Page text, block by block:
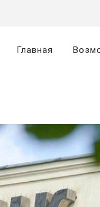
Главная